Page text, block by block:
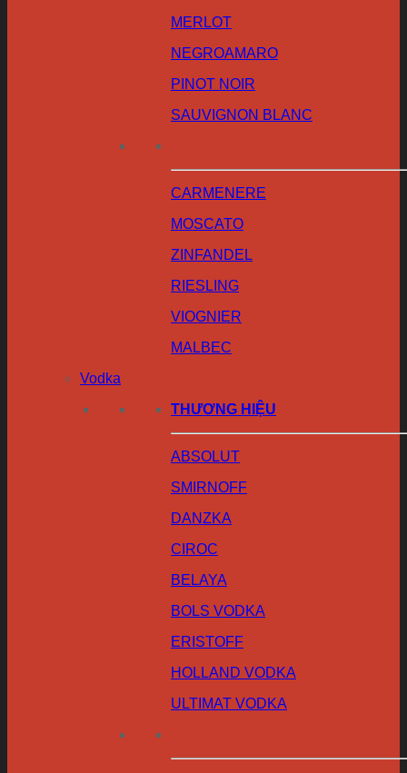
MERLOT
NEGROAMARO
PINOT NOIR
SAUVIGNON BLANC
CARMENERE
MOSCATO
ZINFANDEL
RIESLING
VIOGNIER
MALBEC
Vodka
THƯƠNG HIỆU
ABSOLUT
SMIRNOFF
DANZKA
CIROC
BELAYA
BOLS VODKA
ERISTOFF
HOLLAND VODKA
ULTIMAT VODKA